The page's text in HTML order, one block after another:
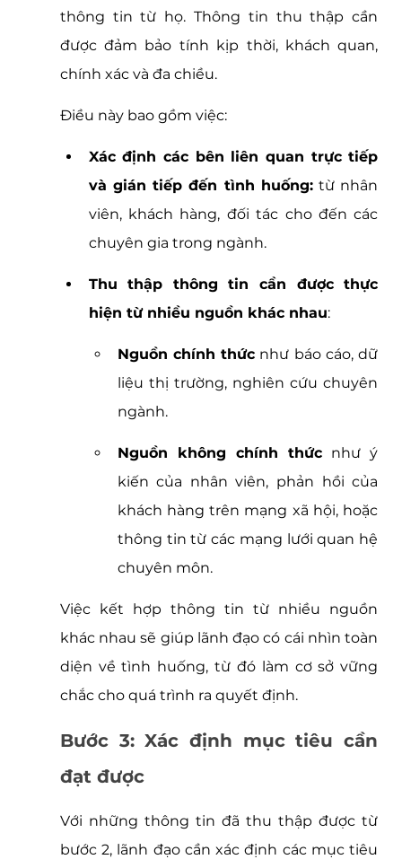
thông tin từ họ. Thông tin thu thập cần
được đảm bảo tính kịp thời, khách quan,
chính xác và đa chiều.
Điều này bao gồm việc:
Xác định các bên liên quan trực tiếp
và gián tiếp đến tình huống: từ nhân
viên, khách hàng, đối tác cho đến các
chuyên gia trong ngành.
Thu thập thông tin cần được thực
hiện từ nhiều nguồn khác nhau:
Nguồn chính thức như báo cáo, dữ
liệu thị trường, nghiên cứu chuyên
ngành.
Nguồn không chính thức như ý
kiến của nhân viên, phản hồi của
khách hàng trên mạng xã hội, hoặc
thông tin từ các mạng lưới quan hệ
chuyên môn.
Việc kết hợp thông tin từ nhiều nguồn
khác nhau sẽ giúp lãnh đạo có cái nhìn toàn
diện về tình huống, từ đó làm cơ sở vững
chắc cho quá trình ra quyết định.
Bước 3: Xác định mục tiêu cần
đạt được
Với những thông tin đã thu thập được từ
bước 2, lãnh đạo cần xác định các mục tiêu